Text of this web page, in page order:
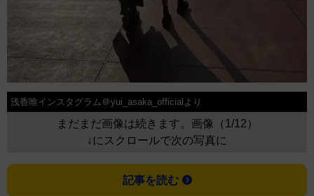
浅香唯インスタグラム＠yui_asaka_officialより
まだまだ画像は続きます。画像（1/12）
↓にスクロールで次の写真に
記事を読む